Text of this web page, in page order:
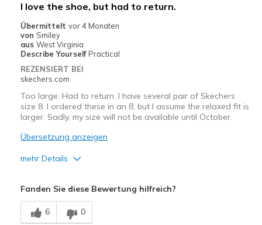
I love the shoe, but had to return.
Übermittelt vor 4 Monaten
von Smiley
aus West Virginia
Describe Yourself Practical
REZENSIERT BEI
skechers.com
Too large. Had to return. I have several pair of Skechers
size 8. I ordered these in an 8, but I assume the relaxed fit is
larger. Sadly, my size will not be available until October.
Übersetzung anzeigen
mehr Details
Comfortable
Fanden Sie diese Bewertung hilfreich?
6 0